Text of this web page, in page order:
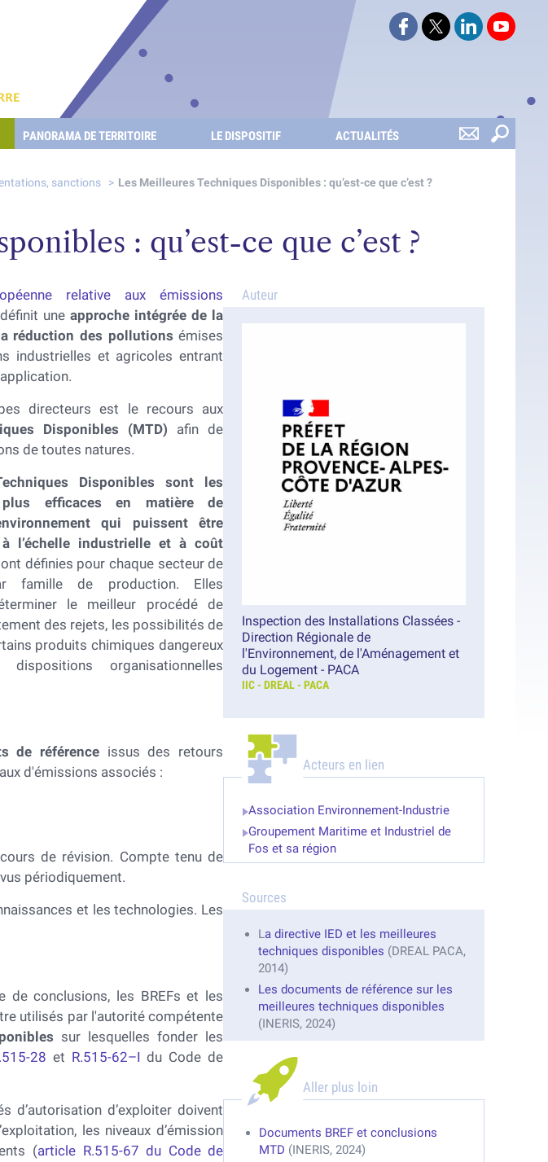
l'air & gaz à effet de serre
Suivez-nous sur
Suivez-nous sur
Retrouvez-
?
PANORAMA DE TERRITOIRE LE DISPOSITIF ACTUALITÉS
sanctions Les Meilleures Techniques Disponibles : qu’est-ce que c’est ?
: qu’est-ce que c’est ?
relative aux émissions
définit uneapproche intégrée de la
réduction des pollutions émises
industrielles et agricoles entrant
directeurs est le recours aux
Disponibles (MTD) afin de
de toutes natures.
Disponibles sont les
efficaces en matière de
qui puissent être
l’échelle industrielle et à coût
définies pour chaque secteur de
famille de production. Elles
le meilleur procédé de
des rejets, les possibilités de
produits chimiques dangereux
organisationnelles
de référence issus des retours
d'émissions associés :
de révision. Compte tenu de
périodiquement.
et les technologies. Les
de conclusions, les BREFs et les
utilisés par l'autorité compétente
sur lesquelles fonder les
28 et R.515-62–Idu Code de
d’autorisation d’exploiter doivent
les niveaux d’émission
(article R.515-67 du Code de
Auteur
Inspection des Installations Classées -
Direction Régionale de
l'Environnement, de l'Aménagement et
du Logement - PACA
IIC - DREAL - PACA
Acteurs en lien
Association Environnement-Industrie
Groupement Maritime et Industriel de
Fos et sa région
Sources
La directive IED et les meilleures
techniques disponibles (DREAL PACA,
2014)
Les documents de référence sur les
meilleures techniques disponibles
(INERIS, 2024)
Aller plus loin
Documents BREF et conclusions
MTD (INERIS, 2024)